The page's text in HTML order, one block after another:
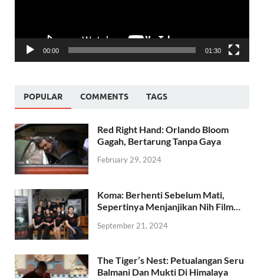
00:00 01:30
POPULAR COMMENTS TAGS
Red Right Hand: Orlando Bloom
Gagah, Bertarung Tanpa Gaya
February 29, 2024
Koma: Berhenti Sebelum Mati,
Sepertinya Menjanjikan Nih Film…
September 21, 2024
The Tiger’s Nest: Petualangan Seru
Balmani Dan Mukti Di Himalaya